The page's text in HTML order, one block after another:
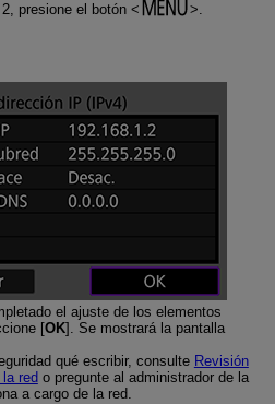
presione el botón
.
el ajuste de los elementos
[OK]. Se mostrará la pantalla
qué escribir, consulte Revisión
red o pregunte al administrador de la
a cargo de la red.